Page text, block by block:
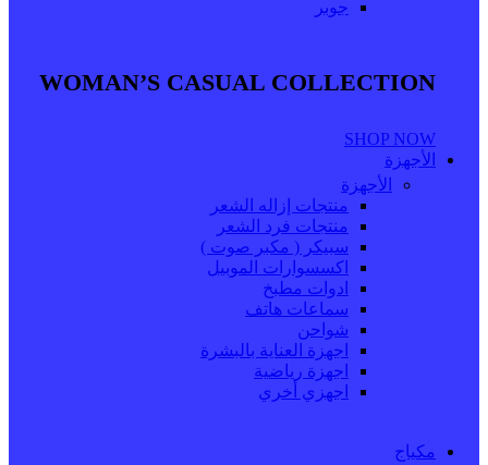
جوبر
WOMAN’S CASUAL COLLECTION
SHOP NOW
الأجهزة
الأجهزة
منتجات إزاله الشعر
منتجات فرد الشعر
سبيكر ( مكبر صوت )
اكسسوارات الموبيل
ادوات مطبخ
سماعات هاتف
شواحن
اجهزة العناية بالبشرة
اجهزة رياضية
اجهزي أخري
مكياج